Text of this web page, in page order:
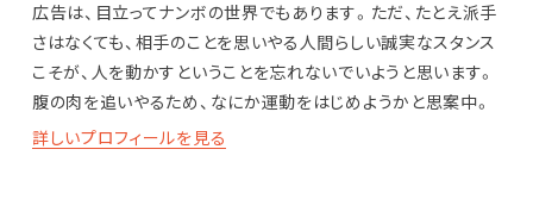
広告は、目立ってナンボの世界でもあります。ただ、たとえ派手
さはなくても、相手のことを思いやる人間らしい誠実なスタンス
こそが、人を動かすということを忘れないでいようと思います。
腹の肉を追いやるため、なにか運動をはじめようかと思案中。
詳しいプロフィールを見る